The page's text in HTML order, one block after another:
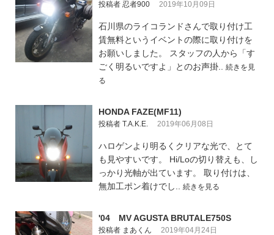
投稿者 忍者900 2019年10月09日
石川県のライコランドさんで取り付け工
賃無料というイベントの際に取り付けを
お願いしました。 スタッフの人から「す
ごく明るいですよ」とのお声掛.. 続きを見
る
HONDA FAZE(MF11)
投稿者 T.A.K.E. 2019年06月08日
ハロゲンより明るくクリアな光で、とて
も見やすいです。 Hi/Loの切り替えも、し
っかり光軸が出ています。 取り付けは、
無加工ポン着けでし.. 続きを見る
'04 MV AGUSTA BRUTALE750S
投稿者 まあくん 2019年04月24日